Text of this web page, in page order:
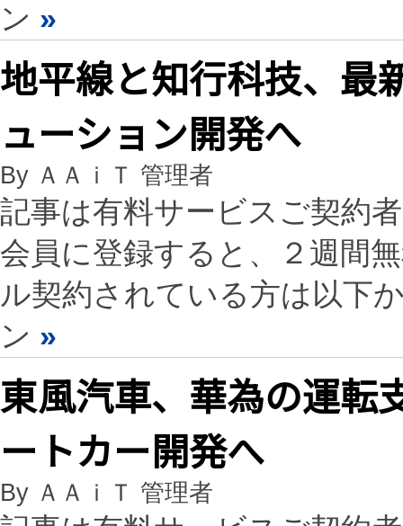
ン »
地平線と知行科技、最
ューション開発へ
By ＡＡｉＴ 管理者
記事は有料サービスご契約
会員に登録すると、２週間
ル契約されている方は以下
ン »
東風汽車、華為の運転
ートカー開発へ
By ＡＡｉＴ 管理者